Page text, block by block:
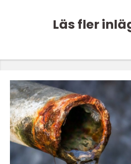
Läs fler